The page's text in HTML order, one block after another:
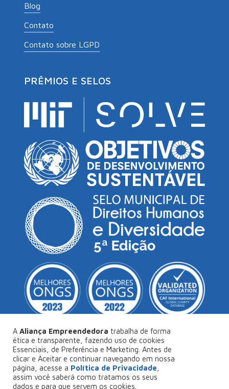
Blog
Contato
Contato sobre LGPD
PRÊMIOS E SELOS
© Copyright 2026Aliança Empreendedora
Desenvolvido porCollabs
A Aliança Empreendedora trabalha de forma
ética e transparente, fazendo uso de cookies
Essenciais, de Preferência e Marketing. Antes de
clicar e Aceitar e continuar navegando em nossa
página, acesse a Política de Privacidade
assim você saberá como tratamos os seus
dados e para que servem os cookies.